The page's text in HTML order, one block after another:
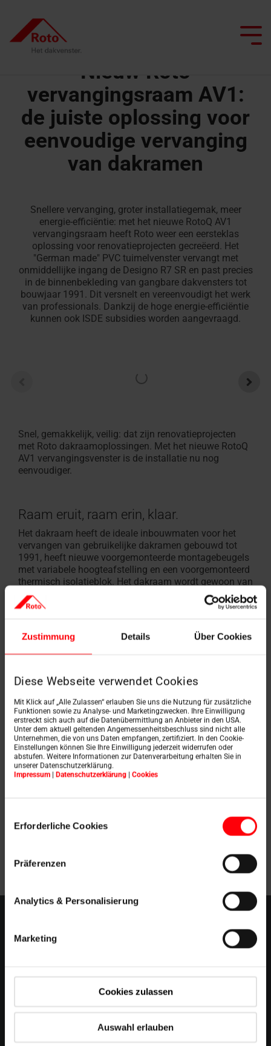
Zustimmung Details Über Cookies
Diese Webseite verwendet Cookies
Mit Klick auf „Alle Zulassen“ erlauben Sie uns die Nutzung für zusätzliche
Funktionen sowie zu Analyse- und Marketingzwecken. Ihre Einwilligung
erstreckt sich auch auf die Datenübermittlung an Anbieter in den USA.
Unter dem aktuell geltenden Angemessenheitsbeschluss sind nicht alle
Unternehmen, die von uns Daten empfangen, zertifiziert. In den Cookie-
Einstellungen können Sie Ihre Einwilligung jederzeit widerrufen oder
abstufen. Weitere Informationen zur Datenverarbeitung erhalten Sie in
unserer Datenschutzerklärung.
Impressum | Datenschutzerklärung | Cookies
Erforderliche Cookies
Präferenzen
Analytics & Personalisierung
Marketing
Cookies zulassen
Auswahl erlauben
main
content.
We begeleiden je
Project realiseren
Laat ons je inspireren
Vind een vakman
Offerte
aanvragen
ISDE Subsidie
Smart Home
Daglicht adviseur
Contact voor
professionals
Vind ambachtslieden in
buurt
Roto maakt het mogelijk!
Roto
Alle dakramen
Top
Uitzetramen
tuimel
dakraam
Plat
dakraam
Speciale
van
dakramen
vinden
100% PVC multikamerprofiel
Raambekleding binnen
Zonwering
buiten
Daktrappen
Zoldertrappen
Schaartrappen
brandwerendheid
Zoldertrappen
vinden
Platdakuitgangen
Platdakuitgangen
Brandvertragende
Knieschotdeuren
Configurator voor
maat
In 3 stappen naar een
dak
Service
FAQ
Contact
Onderdelen
aanvragen
Service
experts
Vind ambachtslieden in de
buurt
Roto maakt het mogelijk!
Klantenservice
Voor dakramen &
Alles over
Dak professionals
Seminars op de campus
Contact voor
professionals
Download gebied
Technische documenten,
brochures en meer
Veelgestelde vragen en
antwoorden
Alles over Roto
Overzicht
Op de
Nieuw Roto
vervangingsraam AV1:
de juiste oplossing voor
eenvoudige vervanging
van dakramen
Snellere vervanging, groter installatiegemak, meer
energie-efficiëntie: met het nieuwe RotoQ AV1
vervangingsraam heeft Roto weer een eersteklas
oplossing voor renovatieprojecten gecreëerd. Het
"German made" PVC tuimelvenster vervangt met
onmiddellijke ingang de Designo R7 SR en past precies
in de binnenbekleding van gangbare dakvensters tot
bouwjaar 1991. Dit versnelt en vereenvoudigt het werk
van professionals. Dankzij de hoge energie-efficiëntie
kunnen ook ISDE subsidies worden aangevraagd.
Snel, gemakkelijk, veilig: dat zijn renovatieprojecten
met Roto dakraamoplossingen. Met het nieuwe RotoQ
AV1 vervangingsvenster is de installatie nu nog
eenvoudiger.
Raam eruit, raam erin, klaar.
Het dakraam heeft de ideale inbouwmaten voor het
vervangen van gebruikelijke dakramen gebouwd tot
1991, heeft nieuwe voorgemonteerde montagebeugels
met variabele hoogteafstelling en een voorgemonteerd
thermisch isolatieblok. Het dakraam wordt gewoon van
binnenuit in het dak geplaatst op de plaats van zijn
voorganger, aangesloten op de bestaande
extra handgrepen voor verbindingsprofielen zijn net zo
min nodig als breek-, pleister- of ander aansluitend
werk. Voor ambachtslieden en hun klanten uit de
alleen in snellere resultaten, maar ook in een optimale
Gebruik de ISDE subsidie
Het nieuwe vervangingsraam van de
renovatiespecialist scoort ook op het gebied van
warmte-isolatie en energie-efficiëntie met bijzonder
#RotoQ#Renovatie
Blog
Nieuwsbrief